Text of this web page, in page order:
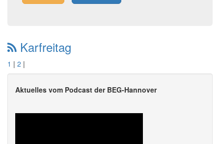
Karfreitag
1 | 2 |
Aktuelles vom Podcast der BEG-Hannover